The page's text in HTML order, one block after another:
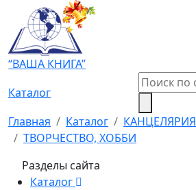
“ВАША КНИГА”
Каталог
Главная
Каталог
КАНЦЕЛЯРИЯ
ТВОРЧЕСТВО, ХОББИ
Разделы сайта
Каталог